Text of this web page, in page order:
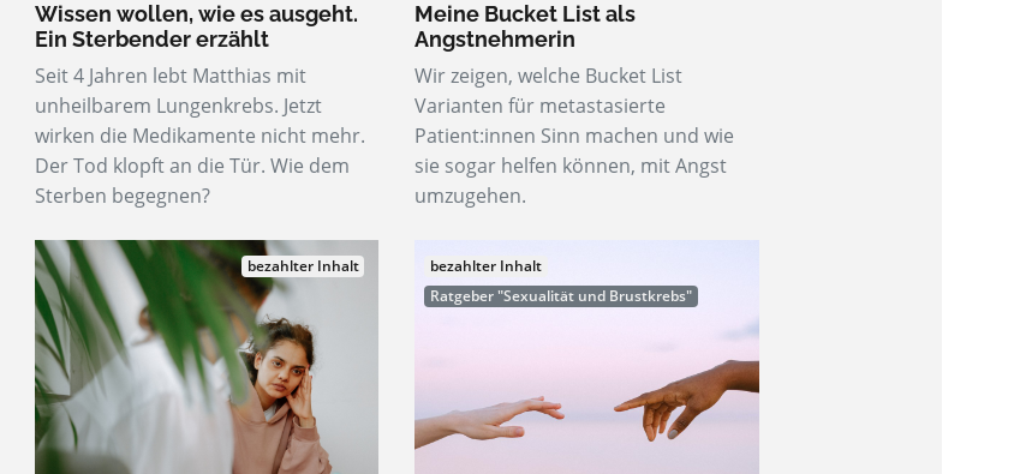
Wissen wollen, wie es ausgeht.
Ein Sterbender erzählt
Seit 4 Jahren lebt Matthias mit
unheilbarem Lungenkrebs. Jetzt
wirken die Medikamente nicht mehr.
Der Tod klopft an die Tür. Wie dem
Sterben begegnen?
Meine Bucket List als
Angstnehmerin
Wir zeigen, welche Bucket List
Varianten für metastasierte
Patient:innen Sinn machen und wie
sie sogar helfen können, mit Angst
umzugehen.
bezahlter Inhalt
bezahlter Inhalt
Ratgeber "Sexualität und Brustkrebs"